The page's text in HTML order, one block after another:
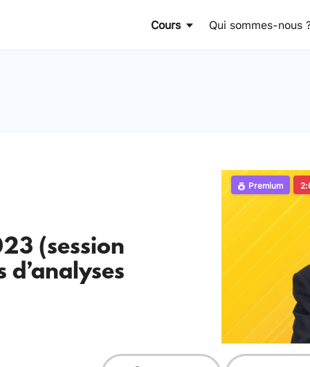
Cours Qui sommes-nous
(session
d’analyses
Premium